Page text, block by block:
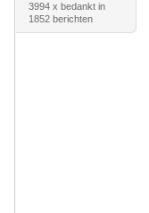
3994 x bedankt in
1852 berichten